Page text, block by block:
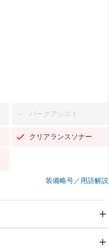
－ パークアシスト
クリアランスソナー
装備略号／用語解説